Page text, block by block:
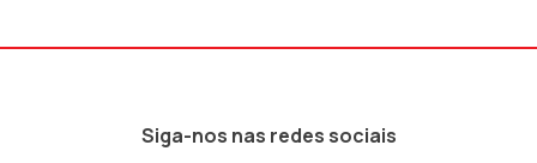
Siga-nos nas redes sociais